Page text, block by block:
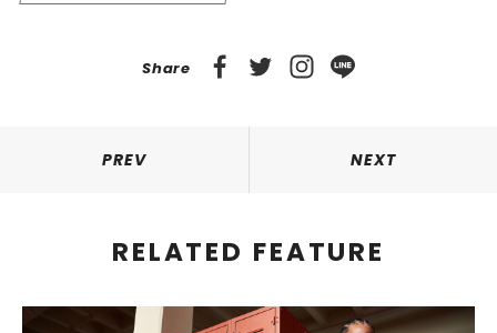
Share
PREV NEXT
RELATED FEATURE